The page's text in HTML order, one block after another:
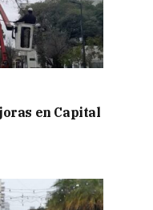
en Capital